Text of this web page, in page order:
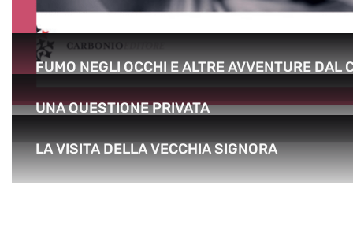
FUMO NEGLI OCCHI E ALTRE AVVENTURE DAL
UNA QUESTIONE PRIVATA
LA VISITA DELLA VECCHIA SIGNORA